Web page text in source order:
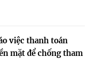
việc thanh toán
mặt để chống tham